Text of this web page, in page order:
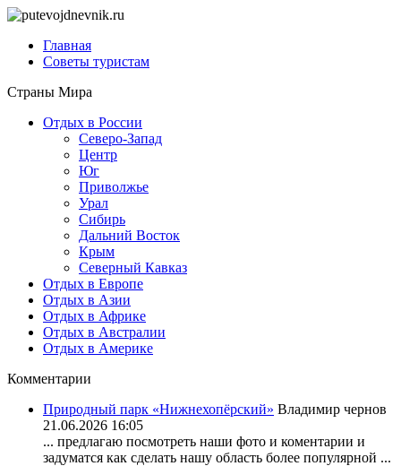
Главная
Советы туристам
Страны Мира
Отдых в России
Северо-Запад
Центр
Юг
Приволжье
Урал
Сибирь
Дальний Восток
Крым
Северный Кавказ
Отдых в Европе
Отдых в Азии
Отдых в Африке
Отдых в Австралии
Отдых в Америке
Комментарии
Природный парк «Нижнехопёрский» Владимир чернов
21.06.2026 16:05
... предлагаю посмотреть наши фото и коментарии и
задуматся как сделать нашу область более популярной ...